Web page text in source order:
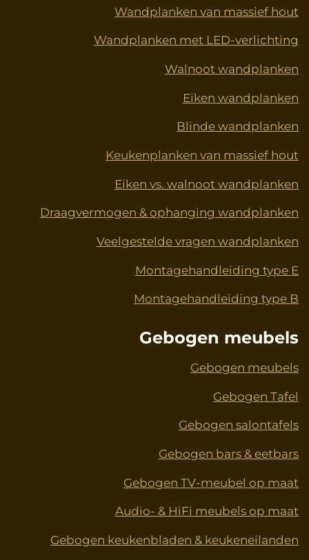
a
b
d
n
Wandplanken van massief hout
Wandplanken met LED-verlichting
Walnoot wandplanken
Eiken wandplanken
Blinde wandplanken
Keukenplanken van massief hout
Eiken vs. walnoot wandplanken
Draagvermogen & ophanging wandplanken
Veelgestelde vragen wandplanken
Montagehandleiding type E
Montagehandleiding type B
Gebogen meubels
Gebogen meubels
Gebogen Tafel
Gebogen salontafels
Gebogen bars & eetbars
Gebogen TV-meubel op maat
Audio- & HiFi meubels op maat
Gebogen keukenbladen & keukeneilanden